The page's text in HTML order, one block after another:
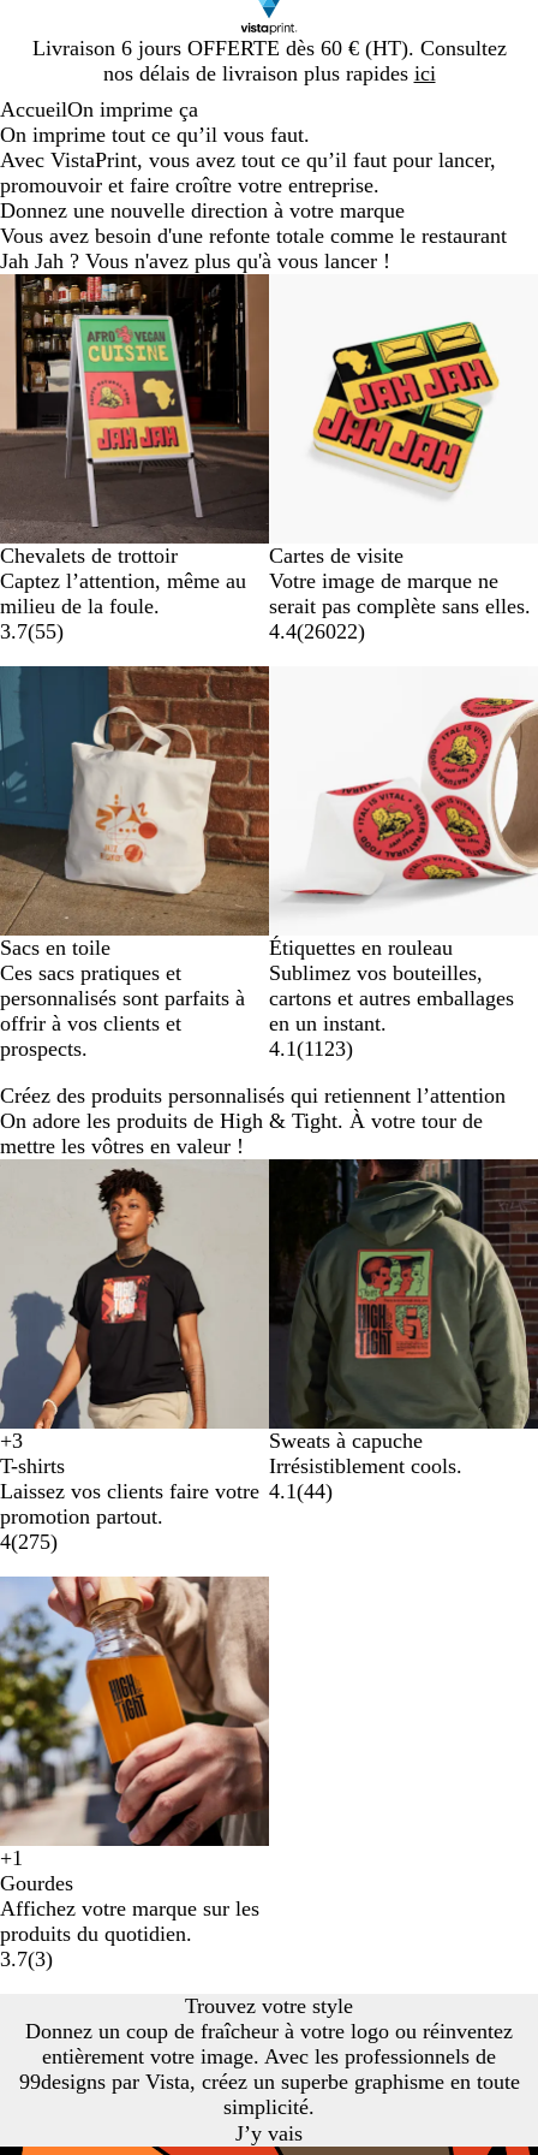
Livraison 6 jours OFFERTE dès 60 € (HT). Consultez
nos délais de livraison plus rapides ici
Diapositive
1
AccueilOn imprime ça
On imprime tout ce qu’il vous faut.
Avec VistaPrint, vous avez tout ce qu’il faut pour lancer,
promouvoir et faire croître votre entreprise.
Donnez une nouvelle direction à votre marque
Vous avez besoin d'une refonte totale comme le restaurant
Jah Jah ? Vous n'avez plus qu'à vous lancer !
Chevalets de trottoir
Captez l’attention, même au
milieu de la foule.
3.7(55)
Cartes de visite
Votre image de marque ne
serait pas complète sans elles.
4.4(26022)
Sacs en toile
Ces sacs pratiques et
personnalisés sont parfaits à
offrir à vos clients et
prospects.
Étiquettes en rouleau
Sublimez vos bouteilles,
cartons et autres emballages
en un instant.
4.1(1123)
Créez des produits personnalisés qui retiennent l’attention
On adore les produits de High & Tight. À votre tour de
mettre les vôtres en valeur !
B
l
a
n
c
N
o
i
r
B
l
e
u
m
a
i
n
e
B
l
e
u
r
o
+3
T-shirts
Laissez vos clients faire votre
promotion partout.
4(275)
Nouvelles options
Sweats à capuche
Irrésistiblement cools.
4.1(44)
N
o
i
r
u
n
B
l
e
u
/
a
R
o
u
g
e
p
V
e
r
t
c
t
+1
Gourdes
Affichez votre marque sur les
produits du quotidien.
3.7(3)
Trouvez votre style
Donnez un coup de fraîcheur à votre logo ou réinventez
entièrement votre image. Avec les professionnels de
99designs par Vista, créez un superbe graphisme en toute
simplicité.
J’y vais